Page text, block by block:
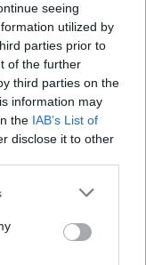
seeing
utilized by
parties prior to
of the further
third parties on the
information may
the IAB’s List of
disclose it to other
or more Google
You may click to
party tags to